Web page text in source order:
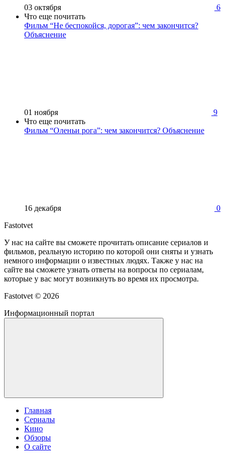
03 октября
6
Что еще почитать
Фильм “Не беспокойся, дорогая”: чем закончится?
Объяснение
01 ноября
9
Что еще почитать
Фильм “Оленьи рога”: чем закончится? Объяснение
16 декабря
0
Fastotvet
У нас на сайте вы сможете прочитать описание сериалов и
фильмов, реальную историю по которой они сняты и узнать
немного информации о известных людях. Также у нас на
сайте вы сможете узнать ответы на вопросы по сериалам,
которые у вас могут возникнуть во время их просмотра.
Fastotvet © 2026
Информационный портал
Главная
Сериалы
Кино
Обзоры
О сайте